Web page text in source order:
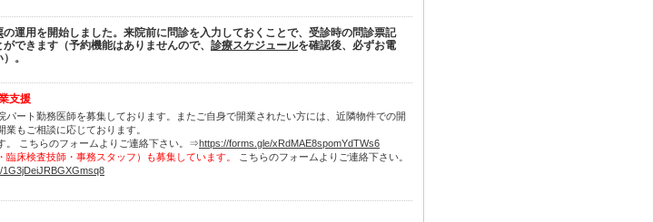
の運用を開始しました。来院前に問診を入力しておくことで、受診時の問診票記
できます（予約機能はありませんので、 診療スケジュールを確認後、必ずお電
。
支援
パート勤務医師を募集しております。またご自身で開業されたい方には、近隣物件での開
業もご相談に応じております。
。 こちらのフォームよりご連絡下さい。⇒https://forms.gle/xRdMAE8spomYdTWs6
臨床検査技師・事務スタッフ）も募集しています。
こちらのフォームよりご連絡下さい。
1G3jDeiJRBGXGmsq8